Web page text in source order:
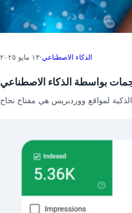
١٣ مايو ٢٠٢٥·الذكاء الاصطناعي
بواسطة الذكاء الاصطناعي